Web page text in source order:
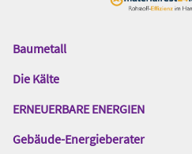
Das
Gentner
Baumetall
Die Kälte
ERNEUERBARE ENERGIEN
Gebäude-Energieberater